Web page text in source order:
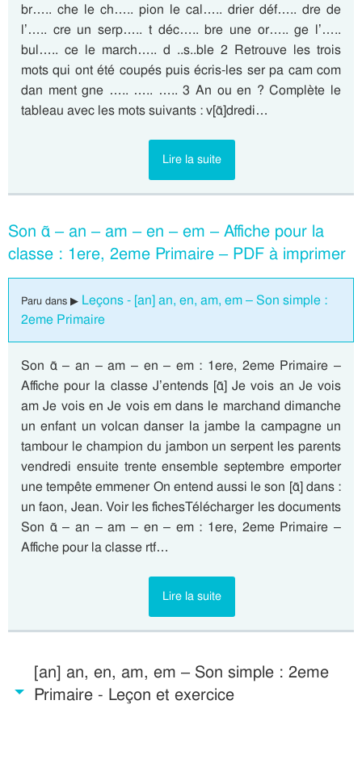
br….. che le ch….. pion le cal….. drier déf….. dre de
l’….. cre un serp….. t déc….. bre une or….. ge l’…..
bul….. ce le march….. d ..s..ble 2 Retrouve les trois
mots qui ont été coupés puis écris-les ser pa cam com
dan ment gne ….. ….. ….. 3 An ou en ? Complète le
tableau avec les mots suivants : v[ɑ̃]dredi…
Lire la suite
Son ɑ̃ – an – am – en – em – Affiche pour la
classe : 1ere, 2eme Primaire – PDF à imprimer
Paru dans ▶ Leçons - [an] an, en, am, em – Son simple :
2eme Primaire
Son ɑ̃ – an – am – en – em : 1ere, 2eme Primaire –
Affiche pour la classe J’entends [ɑ̃] Je vois an Je vois
am Je vois en Je vois em dans le marchand dimanche
un enfant un volcan danser la jambe la campagne un
tambour le champion du jambon un serpent les parents
vendredi ensuite trente ensemble septembre emporter
une tempête emmener On entend aussi le son [ɑ̃] dans :
un faon, Jean. Voir les fichesTélécharger les documents
Son ɑ̃ – an – am – en – em : 1ere, 2eme Primaire –
Affiche pour la classe rtf…
Lire la suite
[an] an, en, am, em – Son simple : 2eme
Primaire - Leçon et exercice